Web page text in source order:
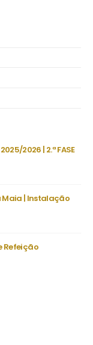
2026 | 2.ª FASE
Maia | Instalação
Refeição